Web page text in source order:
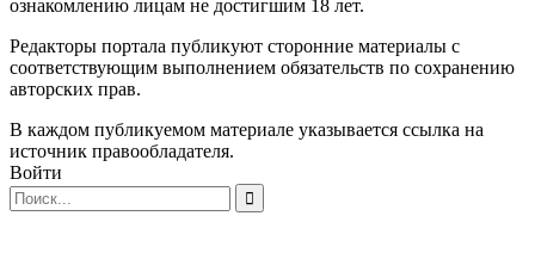
ознакомлению лицам не достигшим 18 лет.
Редакторы портала публикуют сторонние материалы с
соответствующим выполнением обязательств по сохранению
авторских прав.
В каждом публикуемом материале указывается ссылка на
источник правообладателя.
Войти